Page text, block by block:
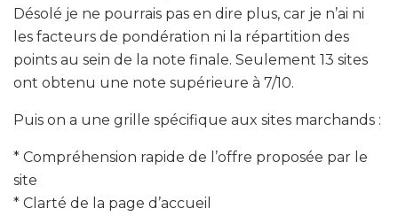
Désolé je ne pourrais pas en dire plus, car je n’ai ni
les facteurs de pondération ni la répartition des
points au sein de la note finale. Seulement 13 sites
ont obtenu une note supérieure à 7/10.
Puis on a une grille spécifique aux sites marchands :
* Compréhension rapide de l’offre proposée par le
site
* Clarté de la page d’accueil